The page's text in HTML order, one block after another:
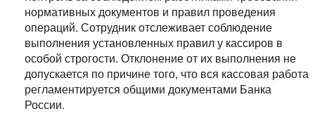
нормативных документов и правил проведения
операций. Сотрудник отслеживает соблюдение
выполнения установленных правил у кассиров в
особой строгости. Отклонение от их выполнения не
допускается по причине того, что вся кассовая работа
регламентируется общими документами Банка
России.